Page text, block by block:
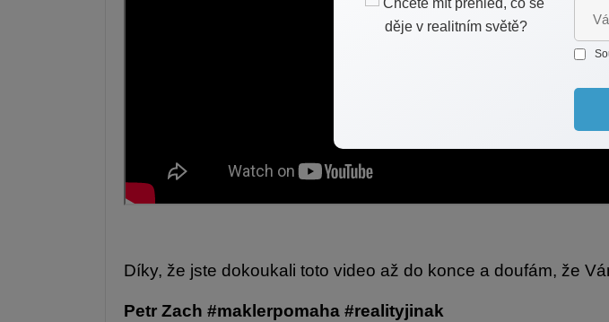
Díky, že jste dokoukali toto video až do konce a doufám, že
Petr Zach #maklerpomaha #realityjinak